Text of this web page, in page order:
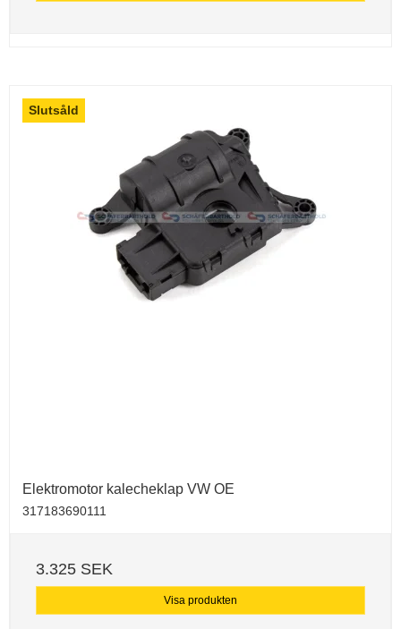
Slutsåld
Elektromotor kalecheklap VW OE
317183690111
3.325 SEK
Visa produkten